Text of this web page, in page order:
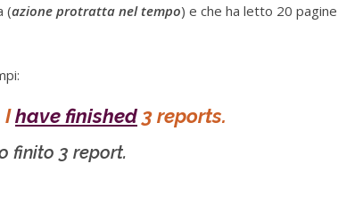
(azione protratta nel tempo) e che ha letto 20 pagine
Ihave finished 3 reports.
finito 3 report.